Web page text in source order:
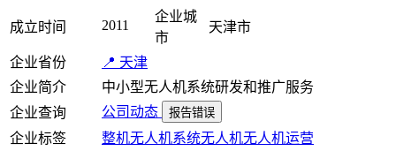
成立时间 2011
企业城
市
天津市
企业省份
📍 天津
企业简介
中小型无人机系统研发和推广服务
企业查询
公司动态 报告错误
企业标签 整机无人机系统无人机无人机运营